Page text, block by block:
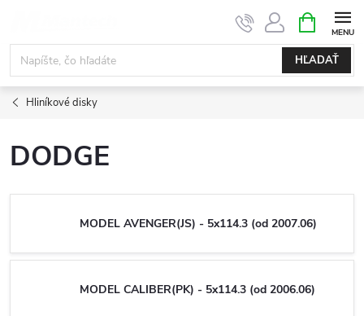
obsah
HĽADAŤ
KOŠÍK
Hliníkové disky
DODGE
MODEL AVENGER(JS) - 5x114.3 (od 2007.06)
MODEL CALIBER(PK) - 5x114.3 (od 2006.06)